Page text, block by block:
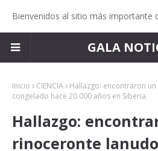
Bienvenidos al sitio más importante
GALA
Inicio CIENCIA
Hallazgo: encontraron
congelado hace 20.000 años en Siberia
Hallazgo:
rinoceronte